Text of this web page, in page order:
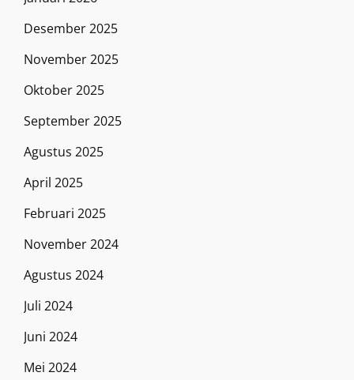
Desember 2025
November 2025
Oktober 2025
September 2025
Agustus 2025
April 2025
Februari 2025
November 2024
Agustus 2024
Juli 2024
Juni 2024
Mei 2024